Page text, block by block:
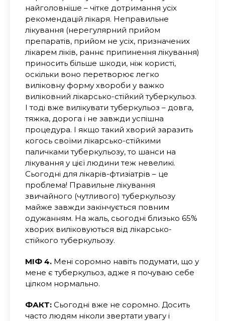
найголовніше – чітке дотримання усіх
рекомендацій лікаря. Неправильне
лікування (нерегулярний прийом
препаратів, прийом не усіх, призначених
лікарем ліків, раннє припинення лікування)
приносить більше шкоди, ніж користі,
оскільки воно перетворює легко
виліковну форму хвороби у важко
виліковний лікарсько-стійкий туберкульоз.
І тоді вже вилікувати туберкульоз – довга,
тяжка, дорога і не завжди успішна
процедура. І якщо такий хворий заразить
когось своїми лікарсько-стійкими
паличками туберкульозу, то шанси на
лікування у цієї людини теж невеликі.
Сьогодні для лікарів-фтизіатрів – це
проблема! Правильне лікування
звичайного (чутливого) туберкульозу
майже завжди закінчується повним
одужанням. На жаль, сьогодні близько 65%
хворих виліковуються від лікарсько-
стійкого туберкульозу.
МІФ 4. Мені соромно навіть подумати, що у
мене є туберкульоз, адже я почуваю себе
цілком нормально.
ФАКТ: Сьогодні вже не соромно. Досить
часто людям ніколи звертати увагу і